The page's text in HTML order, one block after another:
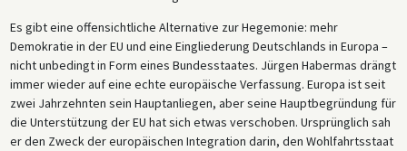
Es gibt eine offensichtliche Alternative zur Hegemonie: mehr
Demokratie in der EU und eine Eingliederung Deutschlands in Europa –
nicht unbedingt in Form eines Bundesstaates. Jürgen Habermas drängt
immer wieder auf eine echte europäische Verfassung. Europa ist seit
zwei Jahrzehnten sein Hauptanliegen, aber seine Hauptbegründung für
die Unterstützung der EU hat sich etwas verschoben. Ursprünglich sah
er den Zweck der europäischen Integration darin, den Wohlfahrtsstaat